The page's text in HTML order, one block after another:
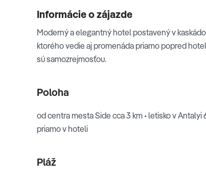
Informácie o zájazde
Moderný a elegantný hotel postavený v
ktorého vedie aj promenáda priamo popred
sú samozrejmosťou.
Poloha
od centra mesta Side cca 3 km • letisko v
priamo v hoteli
Pláž